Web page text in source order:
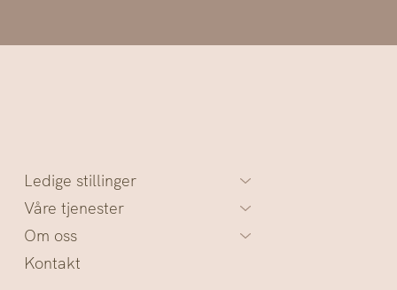
Ledige stillinger
Våre tjenester
Om oss
Kontakt